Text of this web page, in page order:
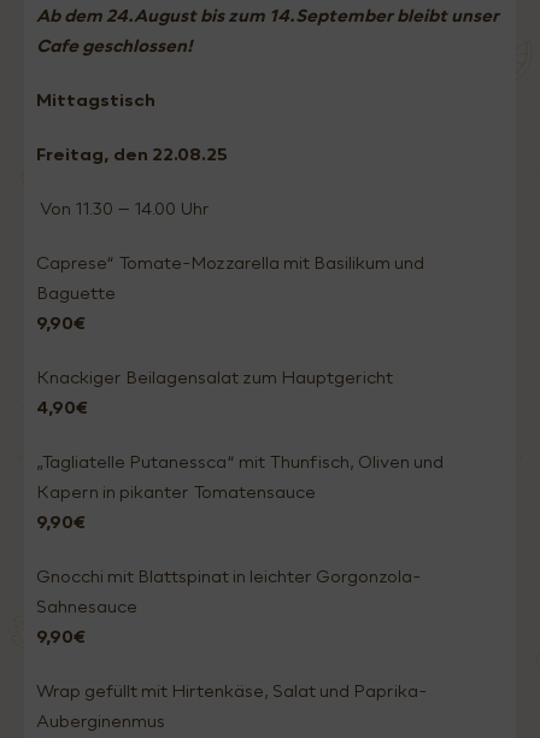
Ab dem 24.August bis zum 14.September bleibt unser
Cafe geschlossen!
Mittagstisch
Freitag, den 22.08.25
Von 11.30 – 14.00 Uhr
Caprese“ Tomate-Mozzarella mit Basilikum und
Baguette
9,90€
Knackiger Beilagensalat zum Hauptgericht
4,90€
„Tagliatelle Putanessca“ mit Thunfisch, Oliven und
Kapern in pikanter Tomatensauce
9,90€
Gnocchi mit Blattspinat in leichter Gorgonzola-
Sahnesauce
9,90€
Wrap gefüllt mit Hirtenkäse, Salat und Paprika-
Auberginenmus